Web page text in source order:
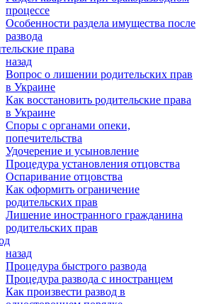
процессе
Особенности раздела имущества после
развода
права
назад
Вопрос о лишении родительских прав
в Украине
Как восстановить родительские права
в Украине
Споры с органами опеки,
попечительства
Удочерение и усыновление
Процедура установления отцовства
Оспаривание отцовства
Как оформить ограничение
родительских прав
Лишение иностранного гражданина
родительских прав
назад
Процедура быстрого развода
Процедура развода с иностранцем
Как произвести развод в